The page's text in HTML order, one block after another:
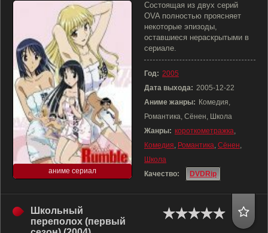
аниме сериал
Состоящая из двух серий
OVA полностью проясняет
некоторые эпизоды,
оставшиеся нераскрытыми в
сериале.
Год: 2005
Дата выхода: 2005-12-22
Аниме жанры: Комедия,
Романтика, Сёнен, Школа
Жанры: короткометражка,
Комедия, Романтика, Сёнен,
Школа
Качество:
DVDRip
Школьный
переполох (первый